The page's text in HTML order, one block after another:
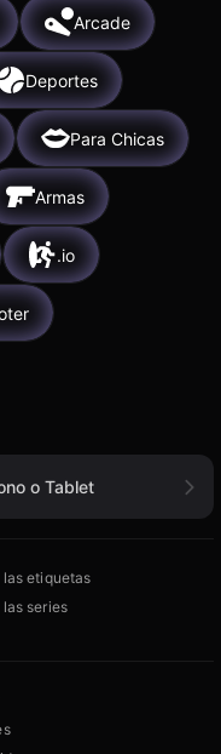
Arcade
Deportes
Para Chicas
Armas
.io
o Tablet
las etiquetas
las series